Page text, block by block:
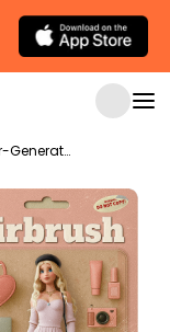
KI Actionfigur-Generator